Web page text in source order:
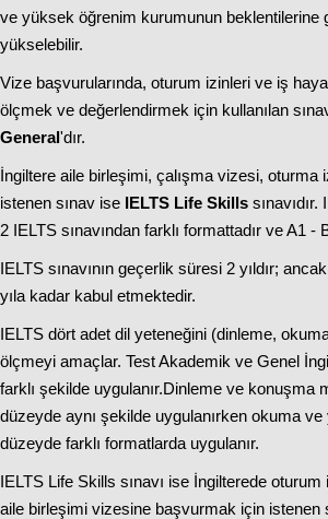
ve yüksek öğrenim kurumunun beklentilerine
yükselebilir.
Vize başvurularında, oturum izinleri ve iş
ölçmek ve değerlendirmek için kullanılan
General'dır.
İngiltere aile birleşimi, çalışma vizesi, oturma
istenen sınav ise IELTS Life Skills
2 IELTS sınavından farklı formattadır ve A1 -
IELTS sınavının geçerlik süresi 2 yıldır;
yıla kadar kabul etmektedir.
IELTS dört adet dil yeteneğini (dinleme,
ölçmeyi amaçlar. Test Akademik ve Genel
farklı şekilde uygulanır.Dinleme ve konuşma
düzeyde aynı şekilde uygulanırken okuma
düzeyde farklı formatlarda uygulanır.
IELTS Life Skills sınavı ise İngilterede
aile birleşimi vizesine başvurmak için istenen